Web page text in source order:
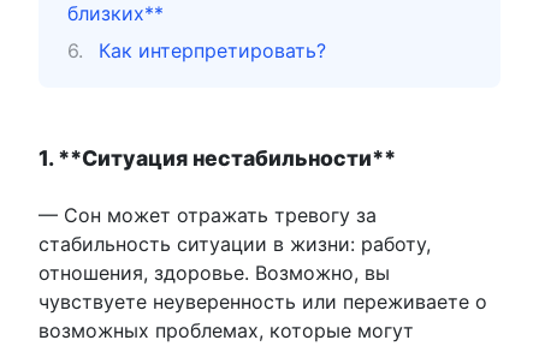
близких**
Как интерпретировать?
1. **Ситуация нестабильности**
— Сон может отражать тревогу за
стабильность ситуации в жизни: работу,
отношения, здоровье. Возможно, вы
чувствуете неуверенность или переживаете о
возможных проблемах, которые могут